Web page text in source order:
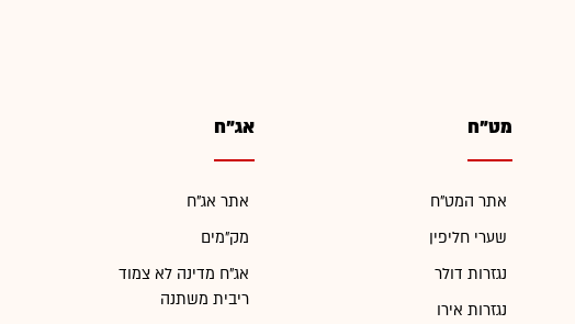
מט"ח
אתר המט"ח
שערי חליפין
נגזרות דולר
נגזרות אירו
אג"ח
אתר אג"ח
מק"מים
אג"ח מדינה לא צמוד
ריבית משתנה